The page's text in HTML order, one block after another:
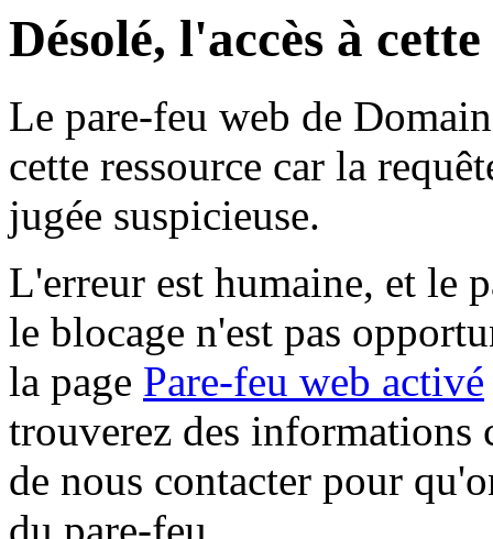
Désolé, l'accès à
Le pare-feu web de
cette ressource car la
jugée suspicieuse.
L'erreur est humaine, et le
le blocage n'est pas
la page Pare-feu web activé
trouverez des informations
de nous contacter pour